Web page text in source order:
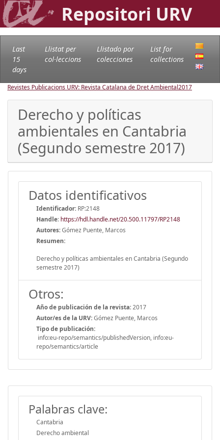
Repositori URV
Last
15
days
Llistat per
col·leccions
Llistado por
colecciones
List for
collections
Revistes Publicacions URV: Revista Catalana de Dret Ambiental2017
Derecho y políticas
ambientales en Cantabria
(Segundo semestre 2017)
Datos identificativos
Identificador: RP:2148
Handle: https://hdl.handle.net/20.500.11797/RP2148
Autores:Gómez Puente, Marcos
Resumen:
Derecho y políticas ambientales en Cantabria (Segundo
semestre 2017)
Otros:
Año de publicación de la revista:2017
Autor/es de la URV:Gómez Puente, Marcos
Tipo de publicación:
info:eu-repo/semantics/publishedVersion, info:eu-
repo/semantics/article
Palabras clave:
Cantabria
Derecho ambiental